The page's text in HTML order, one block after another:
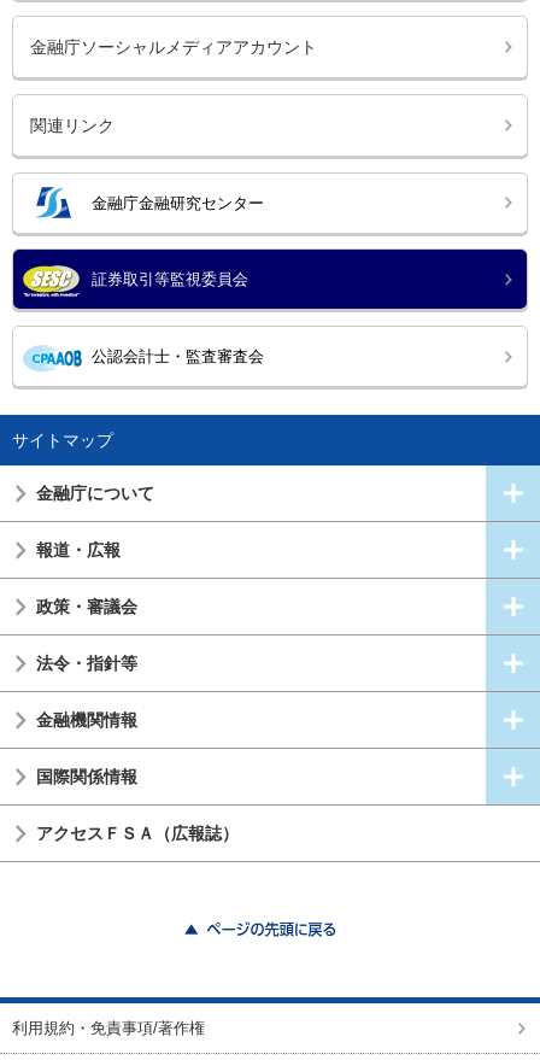
金融庁ソーシャルメディアアカウント
関連リンク
金融庁金融研究センター
証券取引等監視委員会
公認会計士・監査審査会
サイトマップ
金融庁について
報道・広報
政策・審議会
法令・指針等
金融機関情報
国際関係情報
アクセスＦＳＡ（広報誌）
利用規約・免責事項/著作権